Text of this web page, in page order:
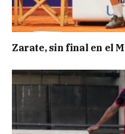
Zarate, sin final en el